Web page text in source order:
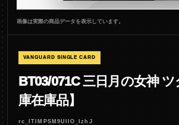
画像は実際の商品データを表示しています。
VANGUARD SINGLE CARD
BT03/071C 三日月の女神
庫在庫品】
rc_ITIMPSM9UIIO_IzhJ